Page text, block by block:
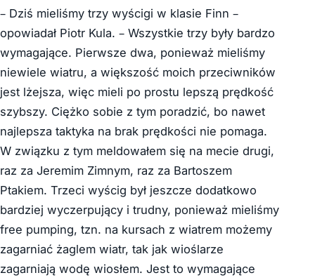
– Dziś mieliśmy trzy wyścigi w klasie Finn –
opowiadał Piotr Kula. – Wszystkie trzy były bardzo
wymagające. Pierwsze dwa, ponieważ mieliśmy
niewiele wiatru, a większość moich przeciwników
jest lżejsza, więc mieli po prostu lepszą prędkość
szybszy. Ciężko sobie z tym poradzić, bo nawet
najlepsza taktyka na brak prędkości nie pomaga.
W związku z tym meldowałem się na mecie drugi,
raz za Jeremim Zimnym, raz za Bartoszem
Ptakiem. Trzeci wyścig był jeszcze dodatkowo
bardziej wyczerpujący i trudny, ponieważ mieliśmy
free pumping, tzn. na kursach z wiatrem możemy
zagarniać żaglem wiatr, tak jak wioślarze
zagarniają wodę wiosłem. Jest to wymagające